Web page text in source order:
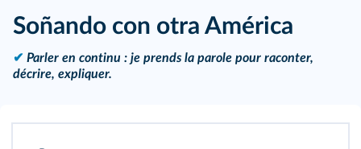
Soñando con otra América
✔ Parler en continu : je prends la parole pour raconter,
décrire, expliquer.